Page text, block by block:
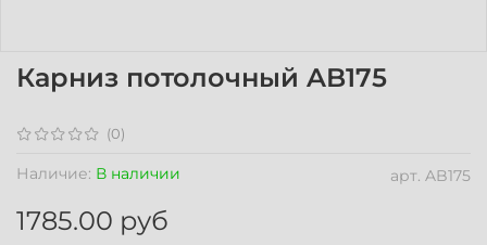
(0)
арт. AB175
Наличие: В наличии
Карниз потолочный AB175
1785.00 руб